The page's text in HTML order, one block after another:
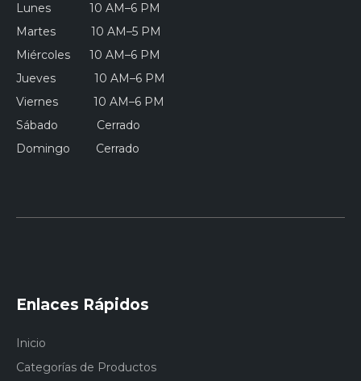
Lunes 10 AM–6 PM
Martes 10 AM–5 PM
Miércoles 10 AM–6 PM
Jueves 10 AM–6 PM
Viernes 10 AM–6 PM
Sábado Cerrado
Domingo Cerrado
Enlaces Rápidos
Inicio
Categorías de Productos